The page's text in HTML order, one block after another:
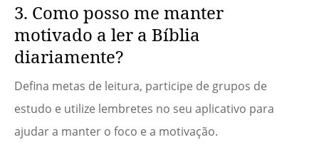
3. Como posso me manter
motivado a ler a Bíblia
diariamente?
Defina metas de leitura, participe de grupos de
estudo e utilize lembretes no seu aplicativo para
ajudar a manter o foco e a motivação.